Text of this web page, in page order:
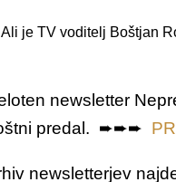
je TV voditelj Boštjan
newsletter
predal. ➨➨➨
newsletterjev